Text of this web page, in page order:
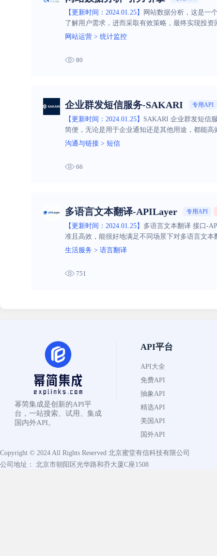
【更新时间：2024.01.25】
网站数据分析，这是一
了解用户需求，进而采取有效策略，最终实现投资
网站运营 > 统计监控
80
企业群发短信服务-SAKARI 专用API
【更新时间：2024.01.25】 SAKARI 企业群发短信
简便，无论是用于企业通知还是其他用途，都能
沟通与链接 > 短信
66
多语言文本翻译-APILayer 专用API
【更新时间：2024.01.25】 多语言文本翻译 接口-
准且高效，能很好地满足不同场景下对多语言文
生活服务 > 语言翻译
751
幂简集成是创新的API平
台，一站搜索、试用、集成
国内外API。
API平台
API大全
免费API
抽象API
精选API
美国API
国外API
Copyright © 2024 All Rights Reserved 北京蜜堂有信科技有限公司
公司地址： 北京市朝阳区光华路和乔大厦C座1508